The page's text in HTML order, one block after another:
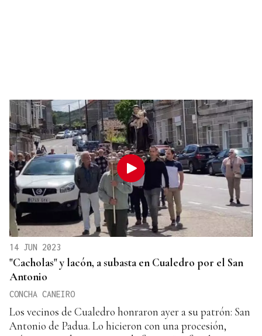
14 JUN 2023
"Cacholas" y lacón, a subasta en Cualedro por el San
Antonio
CONCHA CANEIRO
Los vecinos de Cualedro honraron ayer a su patrón: San
Antonio de Padua. Lo hicieron con una procesión,